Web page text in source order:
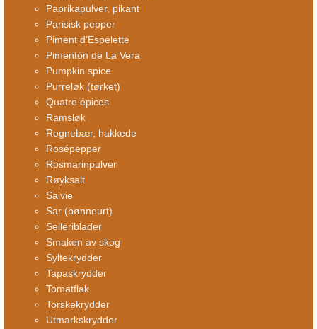
Paprikapulver, pikant
Parisisk pepper
Piment d’Espelette
Pimentón de La Vera
Pumpkin spice
Purreløk (tørket)
Quatre épices
Ramsløk
Rognebær, hakkede
Rosépepper
Rosmarinpulver
Røyksalt
Salvie
Sar (bønneurt)
Selleriblader
Smaken av skog
Syltekrydder
Tapaskrydder
Tomatflak
Torskekrydder
Utmarkskrydder